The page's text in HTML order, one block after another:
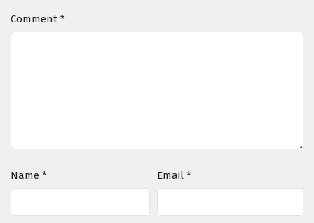
Comment *
Name * Email *